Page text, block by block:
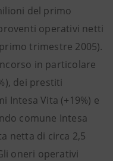
del primo
operativi netti
trimestre 2005).
in particolare
dei prestiti
Intesa Vita (+19%) e
comune Intesa
netta di circa 2,5
oneri operativi